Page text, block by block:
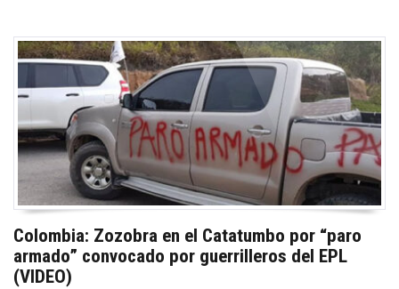
Colombia: Zozobra en el Catatumbo por “paro
armado” convocado por guerrilleros del EPL
(VIDEO)